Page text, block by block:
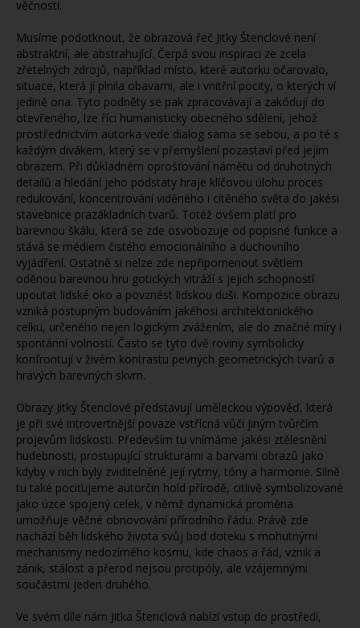
věčností.
Musíme podotknout, že obrazová řeč Jitky Štenclové není
abstraktní, ale abstrahující. Čerpá svou inspiraci ze zcela
zřetelných zdrojů, například místo, které autorku očarovalo,
situace, která jí plnila obavami, ale i vnitřní pocity, o kterých ví
jedině ona. Tyto podněty se pak zpracovávají a zakódují do
otevřeného, lze říci humanisticky obecného sdělení, jehož
prostřednictvím autorka vede dialog sama se sebou, a po té s
každým divákem, který se v přemyšlení pozastaví před jejím
obrazem. Při důkladném oprošťování námětu od druhotných
detailů a hledání jeho podstaty hraje klíčovou úlohu proces
redukování, koncentrování viděného i cítěného světa do jakési
stavebnice prazákladních tvarů. Totéž ovšem platí pro
barevnou škálu, která se zde osvobozuje od popisné funkce a
stává se médiem čistého emocionálního a duchovního
vyjádření. Ostatně si nelze zde nepřipomenout světlem
oděnou barevnou hru gotických vitráží s jejich schopností
upoutat lidské oko a povznést lidskou duši. Kompozice obrazu
vzniká postupným budováním jakéhosi architektonického
celku, určeného nejen logickým zvážením, ale do značné míry i
spontánní volností. Často se tyto dvě roviny symbolicky
konfrontují v živém kontrastu pevných geometrických tvarů a
hravých barevných skvrn.
Obrazy Jitky Štenclové představují uměleckou výpověď, která
je při své introvertnější povaze vstřícná vůči jiným tvůrčím
projevům lidskosti. Především tu vnímáme jakési ztělesnění
hudebnosti, prostupující strukturami a barvami obrazů jako
kdyby v nich byly zviditelněné její rytmy, tóny a harmonie. Silně
tu také pociťujeme autorčin hold přírodě, citlivě symbolizované
jako úzce spojený celek, v němž dynamická proměna
umožňuje věčné obnovování přírodního řádu. Právě zde
nachází běh lidského života svůj bod doteku s mohutnými
mechanismy nedozírného kosmu, kde chaos a řád, vznik a
zánik, stálost a přerod nejsou protipóly, ale vzájemnými
součástmi jeden druhého.
Ve svém díle nám Jitka Štenclová nabízí vstup do prostředí,